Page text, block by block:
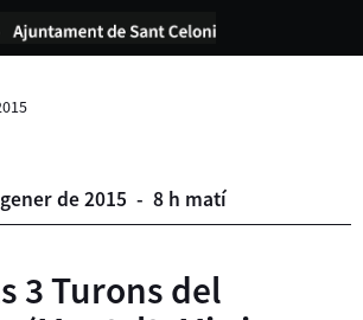
generde2015 - 8 h matí
3 Turons del